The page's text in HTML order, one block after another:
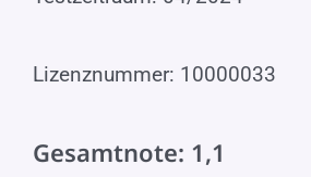
Lizenznummer: 10000033
Gesamtnote: 1,1